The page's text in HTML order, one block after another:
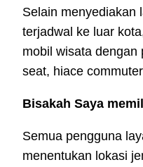
Selain menyediakan
terjadwal ke luar
mobil wisata dengan
seat, hiace
Bisakah Saya
Semua pengguna
menentukan lokasi